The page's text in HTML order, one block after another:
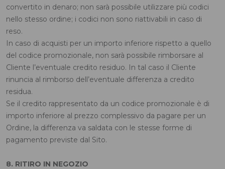
convertito in denaro; non sarà possibile utilizzare più codici
nello stesso ordine; i codici non sono riattivabili in caso di
reso.
In caso di acquisti per un importo inferiore rispetto a quello
del codice promozionale, non sarà possibile rimborsare al
Cliente l’eventuale credito residuo. In tal caso il Cliente
rinuncia al rimborso dell’eventuale differenza a credito
residua.
Se il credito rappresentato da un codice promozionale è di
importo inferiore al prezzo complessivo da pagare per un
Ordine, la differenza va saldata con le stesse forme di
pagamento previste dal Sito.
8. RITIRO IN NEGOZIO